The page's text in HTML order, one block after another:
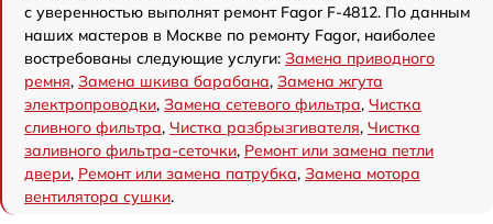
с уверенностью выполнят ремонт Fagor F-4812. По данным
наших мастеров в Москве по ремонту Fagor, наиболее
востребованы следующие услуги: Замена приводного
ремня, Замена шкива барабана, Замена жгута
электропроводки, Замена сетевого фильтра, Чистка
сливного фильтра, Чистка разбрызгивателя, Чистка
заливного фильтра-сеточки, Ремонт или замена петли
двери, Ремонт или замена патрубка, Замена мотора
вентилятора сушки.